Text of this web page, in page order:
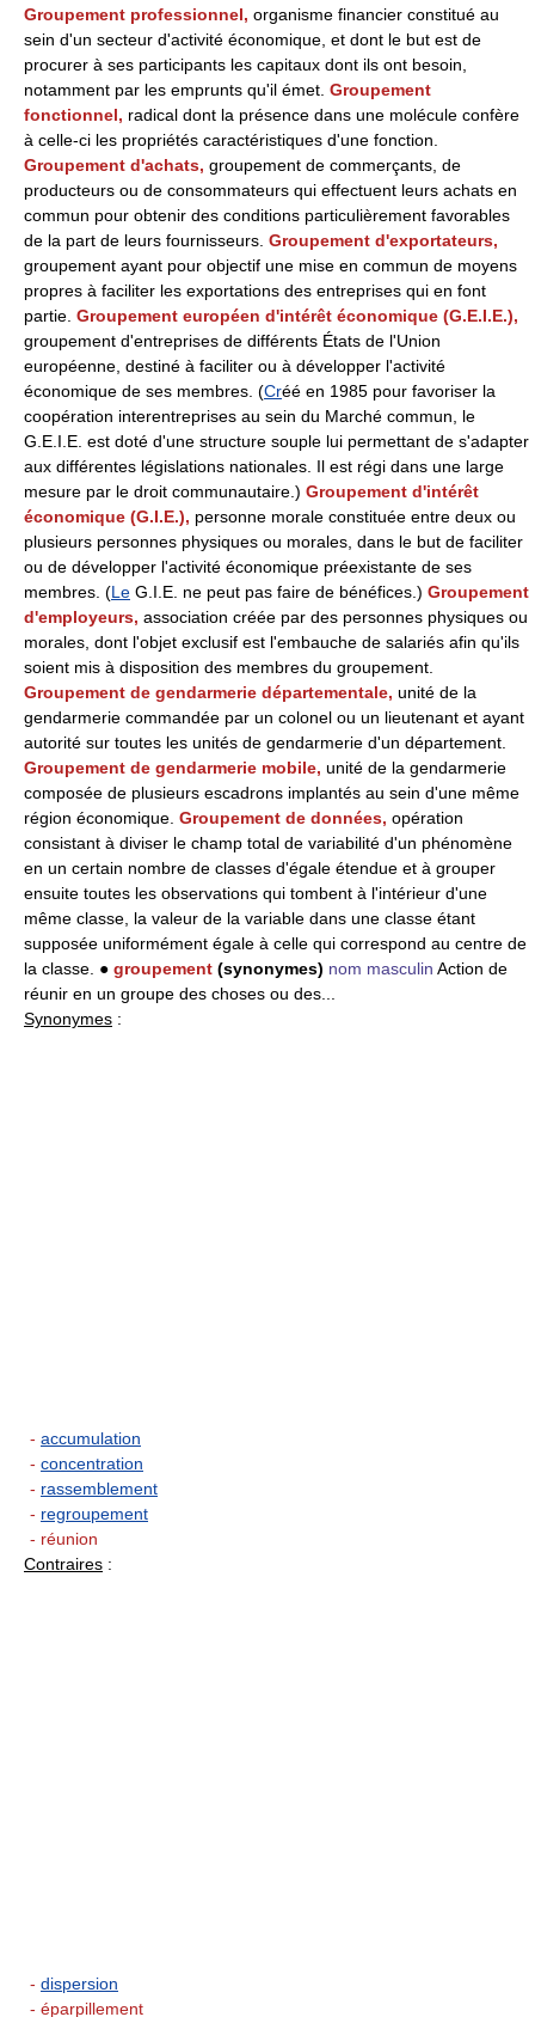
Groupement professionnel, organisme financier constitué au
sein d'un secteur d'activité économique, et dont le but est de
procurer à ses participants les capitaux dont ils ont besoin,
notamment par les emprunts qu'il émet. Groupement
fonctionnel, radical dont la présence dans une molécule confère
à celle-ci les propriétés caractéristiques d'une fonction.
Groupement d'achats, groupement de commerçants, de
producteurs ou de consommateurs qui effectuent leurs achats en
commun pour obtenir des conditions particulièrement favorables
de la part de leurs fournisseurs. Groupement d'exportateurs,
groupement ayant pour objectif une mise en commun de moyens
propres à faciliter les exportations des entreprises qui en font
partie. Groupement européen d'intérêt économique (G.E.I.E.),
groupement d'entreprises de différents États de l'Union
européenne, destiné à faciliter ou à développer l'activité
économique de ses membres. (Créé en 1985 pour favoriser la
coopération interentreprises au sein du Marché commun, le
G.E.I.E. est doté d'une structure souple lui permettant de s'adapter
aux différentes législations nationales. Il est régi dans une large
mesure par le droit communautaire.) Groupement d'intérêt
économique (G.I.E.), personne morale constituée entre deux ou
plusieurs personnes physiques ou morales, dans le but de faciliter
ou de développer l'activité économique préexistante de ses
membres. (Le G.I.E. ne peut pas faire de bénéfices.) Groupement
d'employeurs, association créée par des personnes physiques ou
morales, dont l'objet exclusif est l'embauche de salariés afin qu'ils
soient mis à disposition des membres du groupement.
Groupement de gendarmerie départementale, unité de la
gendarmerie commandée par un colonel ou un lieutenant et ayant
autorité sur toutes les unités de gendarmerie d'un département.
Groupement de gendarmerie mobile, unité de la gendarmerie
composée de plusieurs escadrons implantés au sein d'une même
région économique. Groupement de données, opération
consistant à diviser le champ total de variabilité d'un phénomène
en un certain nombre de classes d'égale étendue et à grouper
ensuite toutes les observations qui tombent à l'intérieur d'une
même classe, la valeur de la variable dans une classe étant
supposée uniformément égale à celle qui correspond au centre de
la classe. ● groupement (synonymes) nom masculin Action de
réunir en un groupe des choses ou des...
Synonymes :
- accumulation
- concentration
- rassemblement
- regroupement
- réunion
Contraires :
- dispersion
- éparpillement